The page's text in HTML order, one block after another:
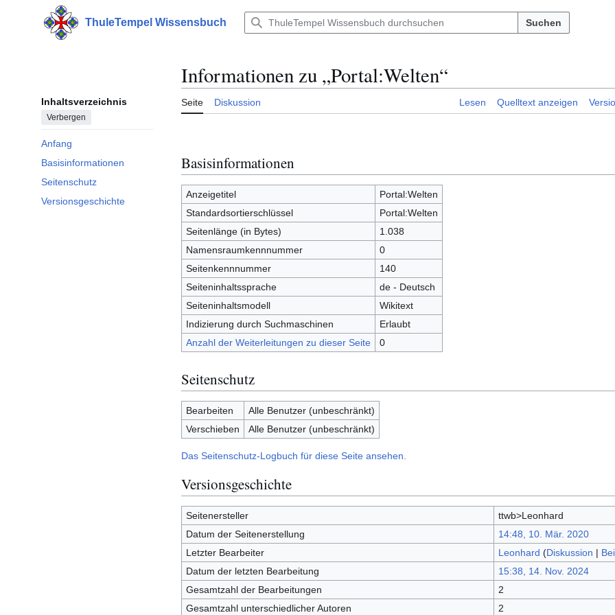
HauptmenüThuleTempel Wissensbuch Suchen
Inhaltsverzeichnis
Verbergen
Anfang
Basisinformationen
Seitenschutz
Versionsgeschichte
Informationen zu „Portal:Welten“
Seite Diskussion Lesen Quelltext anzeigen
Basisinformationen
Anzeigetitel
Portal:Welten
Standardsortierschlüssel
Portal:Welten
Seitenlänge (in Bytes)
1.038
Namensraumkennnummer
0
Seitenkennnummer
140
Seiteninhaltssprache
de - Deutsch
Seiteninhaltsmodell
Wikitext
Indizierung durch Suchmaschinen
Erlaubt
Anzahl der Weiterleitungen zu dieser Seite
0
Seitenschutz
Bearbeiten
Alle Benutzer (unbeschränkt)
Verschieben
Alle Benutzer (unbeschränkt)
Das Seitenschutz-Logbuch für diese Seite ansehen.
Versionsgeschichte
Seitenersteller
ttwb>Leonhard
Datum der Seitenerstellung
14:48, 10. Mär. 2020
Letzter Bearbeiter
Leonhard (Diskussion |
Datum der letzten Bearbeitung
15:38, 14. Nov. 2024
Gesamtzahl der Bearbeitungen
2
Gesamtzahl unterschiedlicher Autoren
2